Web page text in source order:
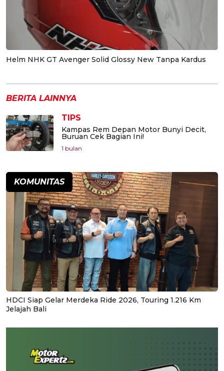
Helm NHK GT Avenger Solid Glossy New Tanpa Kardus
BERITA LAINNYA
TIPS
Kampas Rem Depan Motor Bunyi Decit,
Buruan Cek Bagian Ini!
1 bulan
KOMUNITAS
HDCI Siap Gelar Merdeka Ride 2026, Touring 1.216 Km
Jelajah Bali